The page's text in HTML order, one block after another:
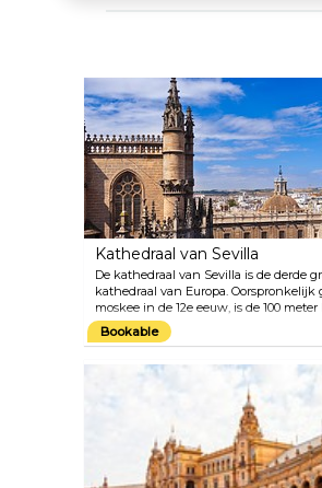
Kathedraal van Sevilla
De kathedraal van Sevilla is de derde
kathedraal van Europa. Oorspronkelijk
moskee in de 12e eeuw, is de 100 meter
minaret nu de Giralda-klokkentoren.
Columbus ligt begraven in de
Bookable